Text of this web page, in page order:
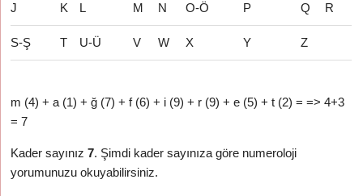
J K L M N O-Ö P Q R
S-Ş T U-Ü V W X Y Z
m (4) + a (1) + ğ (7) + f (6) + i (9) + r (9) + e (5) + t (2) = => 4+3
= 7
Kader sayınız7. Şimdi kader sayınıza göre numeroloji
yorumunuzu okuyabilirsiniz.